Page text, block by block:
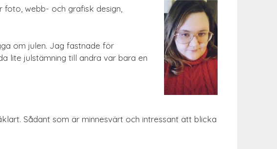
webb- och grafisk design,
om julen. Jag fastnade för
lite julstämning till andra var bara en
Sådant som är minnesvärt och intressant att blicka